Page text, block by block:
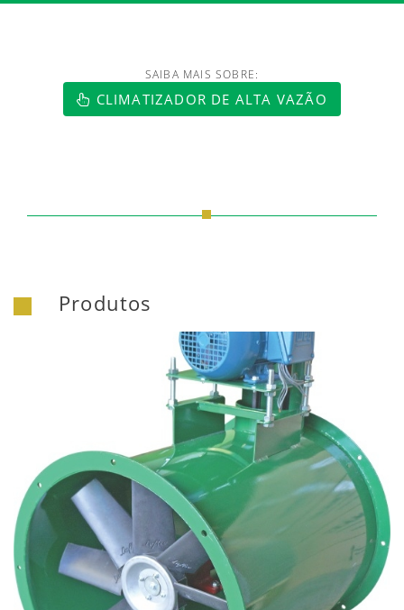
SAIBA MAIS SOBRE:
CLIMATIZADOR DE ALTA VAZÃO
Produtos